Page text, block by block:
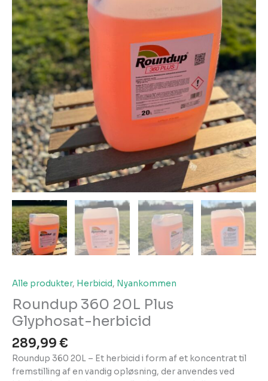
Alle produkter, Herbicid, Nyankommen
Roundup 360 20L Plus
Glyphosat-herbicid
289,99€
Roundup 360 20L – Et herbicid i form af et koncentrat til
fremstilling af en vandig opløsning, der anvendes ved